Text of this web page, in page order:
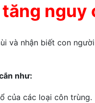
nguy
và nhận biết con
như:
của các loại côn trùng.